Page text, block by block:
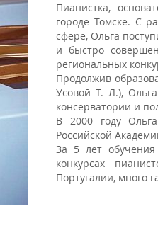
Пианистка,
городе Томске. С
сфере, Ольга
и быстро
региональных
Продолжив
Усовой Т. Л.),
консерватории и
В 2000 году
Российской
За 5 лет
конкурсах
Португалии, много